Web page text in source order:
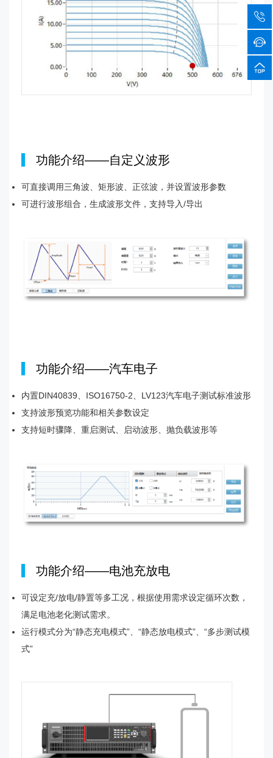
功能介绍——自定义波形
可直接调用三角波、矩形波、正弦波，并设置波形参数
可进行波形组合，生成波形文件，支持导入/导出
功能介绍——汽车电子
内置DIN40839、ISO16750-2、LV123汽车电子测试标准波形
支持波形预览功能和相关参数设定
支持短时骤降、重启测试、启动波形、抛负载波形等
功能介绍——电池充放电
可设定充/放电/静置等多工况，根据使用需求设定循环次数，
满足电池老化测试需求。
运行模式分为“静态充电模式”、“静态放电模式”、“多步测试模
式”